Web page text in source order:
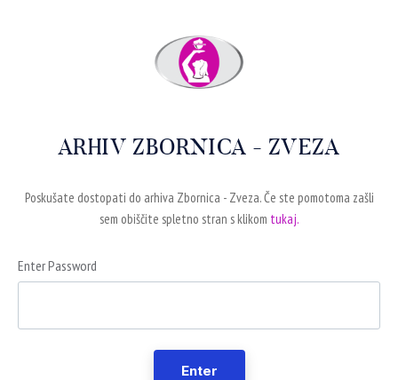
ARHIV ZBORNICA - ZVEZA
Poskušate dostopati do arhiva Zbornica - Zveza. Če ste pomotoma zašli
sem obiščite spletno stran s klikom tukaj.
Enter Password
Enter